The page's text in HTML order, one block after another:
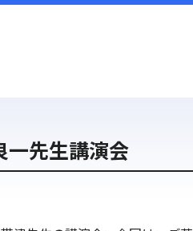
一先生講演会